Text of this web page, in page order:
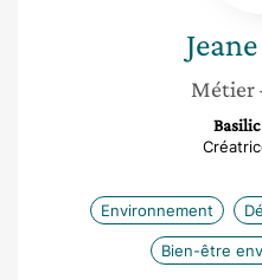
Jeane
Métier
Basilic
Environnement
Bien-être